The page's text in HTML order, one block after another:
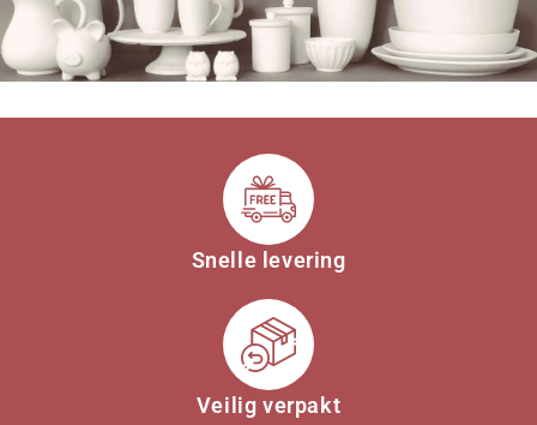
Snelle levering
Veilig verpakt